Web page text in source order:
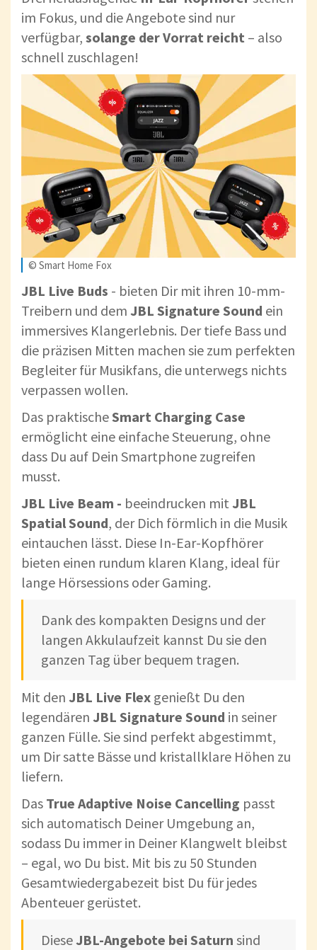
im Fokus, und die Angebote sind nur
verfügbar, solange der Vorrat reicht – also
schnell zuschlagen!
© Smart Home Fox
JBL Live Buds - bieten Dir mit ihren 10-mm-
Treibern und dem JBL Signature Sound ein
immersives Klangerlebnis. Der tiefe Bass und
die präzisen Mitten machen sie zum perfekten
Begleiter für Musikfans, die unterwegs nichts
verpassen wollen.
Das praktischeSmart Charging Case
ermöglicht eine einfache Steuerung, ohne
dass Du auf Dein Smartphone zugreifen
musst.
JBL Live Beam - beeindrucken mit JBL
Spatial Sound, der Dich förmlich in die Musik
eintauchen lässt. Diese In-Ear-Kopfhörer
bieten einen rundum klaren Klang, ideal für
lange Hörsessions oder Gaming.
Dank des kompakten Designs und der
langen Akkulaufzeit kannst Du sie den
ganzen Tag über bequem tragen.
Mit den JBL Live Flex genießt Du den
legendären JBL Signature Sound in seiner
ganzen Fülle. Sie sind perfekt abgestimmt,
um Dir satte Bässe und kristallklare Höhen zu
liefern.
Das True Adaptive Noise Cancelling passt
sich automatisch Deiner Umgebung an,
sodass Du immer in Deiner Klangwelt bleibst
– egal, wo Du bist. Mit bis zu 50 Stunden
Gesamtwiedergabezeit bist Du für jedes
Abenteuer gerüstet.
DieseJBL-Angebote bei Saturn sind